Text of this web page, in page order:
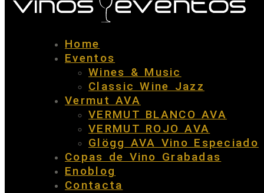
Home
Eventos
Wines & Music
Classic Wine Jazz
Vermut AVA
VERMUT BLANCO AVA
VERMUT ROJO AVA
Glögg AVA Vino Especiado
Copas de Vino Grabadas
Enoblog
Contacta